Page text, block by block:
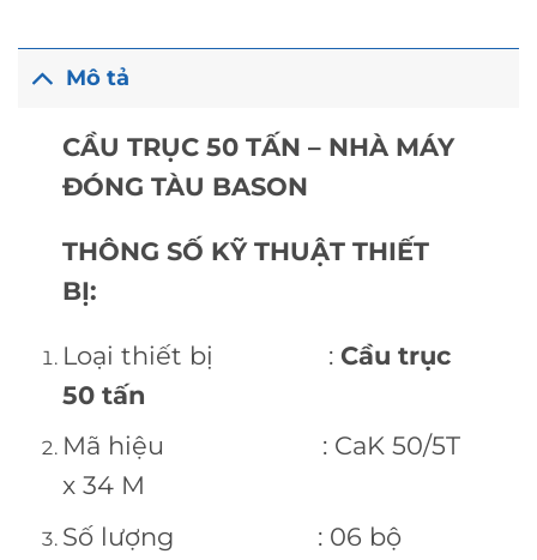
Mô tả
CẦU TRỤC 50 TẤN – NHÀ MÁY
ĐÓNG TÀU BASON
THÔNG SỐ KỸ THUẬT THIẾT
BỊ:
Loại thiết bị : Cầu trục
50 tấn
Mã hiệu : CaK 50/5T
x 34 M
Số lượng : 06 bộ